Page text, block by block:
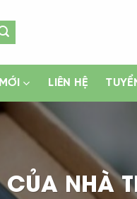
LIÊN HỆ
NHÀ